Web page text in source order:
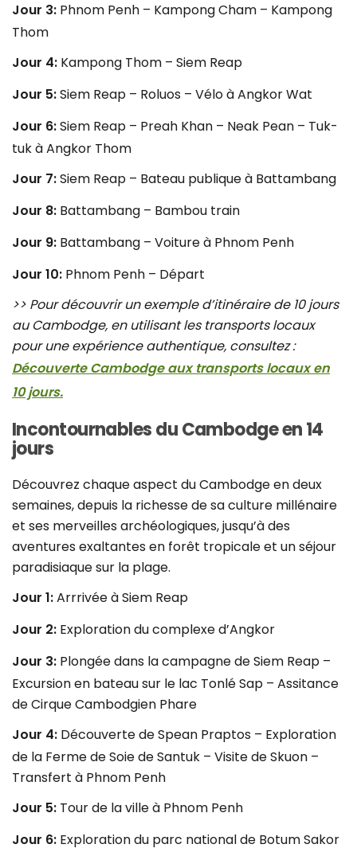
Jour 3: Phnom Penh – Kampong Cham – Kampong
Thom
Jour 4: Kampong Thom – Siem Reap
Jour 5:Siem Reap – Roluos – Vélo à Angkor Wat
Jour 6:Siem Reap – Preah Khan – Neak Pean – Tuk-
tuk à Angkor Thom
Jour 7:Siem Reap – Bateau publique à Battambang
Jour 8: Battambang – Bambou train
Jour 9: Battambang – Voiture à Phnom Penh
Jour 10: Phnom Penh – Départ
>> Pour découvrir un exemple d’itinéraire de 10 jours
au Cambodge, en utilisant les transports locaux
pour une expérience authentique, consultez :
Découverte Cambodge aux transports locaux en
10 jours.
Incontournables du Cambodge en 14
jours
Découvrez chaque aspect du Cambodge en deux
semaines, depuis la richesse de sa culture millénaire
et ses merveilles archéologiques, jusqu’à des
aventures exaltantes en forêt tropicale et un séjour
paradisiaque sur la plage.
Jour 1:Arrrivée à Siem Reap
Jour 2: Exploration du complexe d’Angkor
Jour 3: Plongée dans la campagne de Siem Reap –
Excursion en bateau sur le lac Tonlé Sap – Assitance
de Cirque Cambodgien Phare
Jour 4: Découverte de Spean Praptos – Exploration
de la Ferme de Soie de Santuk – Visite de Skuon –
Transfert à Phnom Penh
Jour 5: Tour de la ville à Phnom Penh
Jour 6: Exploration du parc national de Botum Sakor